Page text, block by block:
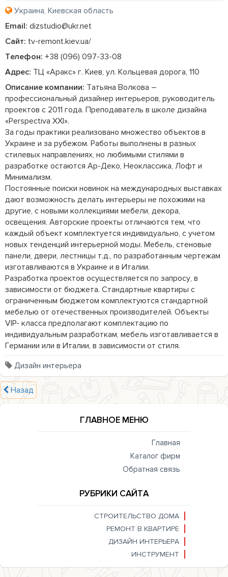
Украина, Киевская область
Email: dizstudio@ukr.net
Сайт: tv-remont.kiev.ua/
Телефон: +38 (096) 097-33-08
Адрес: ТЦ «Аракс» г. Киев, ул. Кольцевая дорога, 110
Описание компании: Татьяна Волкова –
профессиональный дизайнер интерьеров, руководитель
проектов с 2011 года. Преподаватель в школе дизайна
«Perspeсtiva XXI».
За годы практики реализовано множество объектов в
Украине и за рубежом. Работы выполнены в разных
стилевых направлениях, но любимыми стилями в
разработке остаются Ар-Деко, Неоклассика, Лофт и
Минимализм.
Постоянные поиски новинок на международных выставках
дают возможность делать интерьеры не похожими на
другие, с новыми коллекциями мебели, декора,
освещения. Авторские проекты отличаются тем, что
каждый объект комплектуется индивидуально, с учетом
новых тенденций интерьерной моды. Мебель, стеновые
панели, двери, лестницы т.д., по разработанным чертежам
изготавливаются в Украине и в Италии.
Разработка проектов осуществляется по запросу, в
зависимости от бюджета. Стандартные квартиры с
ограниченным бюджетом комплектуются стандартной
мебелью от отечественных производителей. Объекты
VIP- класса предполагают комплектацию по
индивидуальным разработкам, мебель изготавливается в
Германии или в Италии, в зависимости от стиля.
Дизайн интерьера
Назад
ГЛАВНОЕ МЕНЮ
Главная
Каталог фирм
Обратная связь
РУБРИКИ САЙТА
СТРОИТЕЛЬСТВО ДОМА
РЕМОНТ В КВАРТИРЕ
ДИЗАЙН ИНТЕРЬЕРА
ИНСТРУМЕНТ